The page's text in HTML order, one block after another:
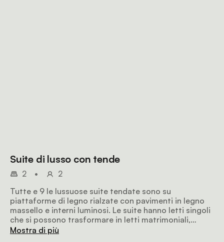
Suite di lusso con tende
2 •
2
Tutte e 9 le lussuose suite tendate sono su
piattaforme di legno rialzate con pavimenti in legno
massello e interni luminosi. Le suite hanno letti singoli
che si possono trasformare in letti matrimoniali,
bagno privato, doccia esterna e aria condizionata.
Mostra di più